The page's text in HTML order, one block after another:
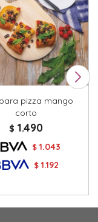
pizza mango
corto
$ 1.490
$ 1.043
$ 1.192